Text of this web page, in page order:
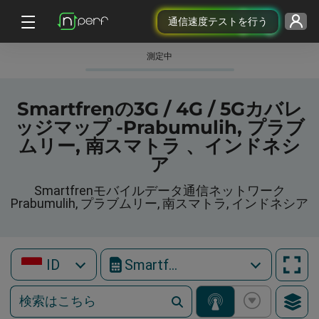
通信速度テストを行う
測定中
Smartfrenの3G / 4G / 5Gカバレ
ッジマップ -Prabumulih, プラブ
ムリー, 南スマトラ 、インドネシ
ア
Smartfrenモバイルデータ通信ネットワーク
Prabumulih, プラブムリー, 南スマトラ, インドネシア
ID Smartfren